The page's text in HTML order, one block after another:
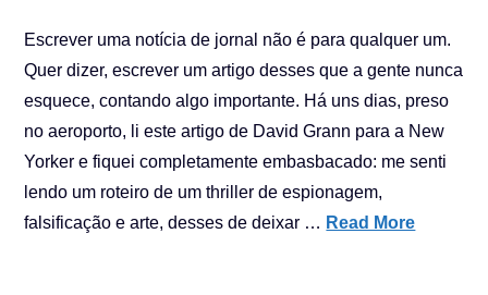
Escrever uma notícia de jornal não é para qualquer um.
Quer dizer, escrever um artigo desses que a gente nunca
esquece, contando algo importante. Há uns dias, preso
no aeroporto, li este artigo de David Grann para a New
Yorker e fiquei completamente embasbacado: me senti
lendo um roteiro de um thriller de espionagem,
falsificação e arte, desses de deixar … Read More